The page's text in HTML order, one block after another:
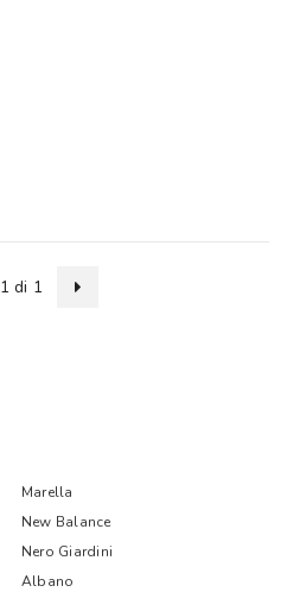
1 di 1
Marella
New Balance
Nero Giardini
Albano